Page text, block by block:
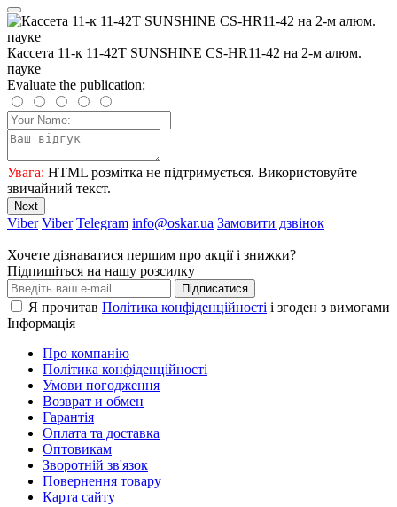
Кассета 11-к 11-42T SUNSHINE CS-HR11-42 на 2-м алюм.
пауке
Evaluate the publication:
Увага: HTML розмітка не підтримується. Використовуйте
звичайний текст.
Next
Viber Viber Telegram info@oskar.ua Замовити дзвінок
Хочете дізнаватися першим про акції і знижки?
Підпишіться на нашу розсилку
Підписатися
Я прочитав Політика конфіденційності і згоден з вимогами
Інформація
Про компанію
Політика конфіденційності
Умови погодження
Возврат и обмен
Гарантія
Оплата та доставка
Оптовикам
Зворотній зв'язок
Повернення товару
Карта сайту